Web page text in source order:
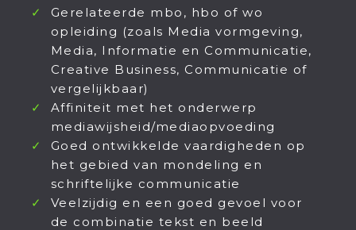
Gerelateerde mbo, hbo of wo
opleiding (zoals Media vormgeving,
Media, Informatie en Communicatie,
Creative Business, Communicatie of
vergelijkbaar)
Affiniteit met het onderwerp
mediawijsheid/mediaopvoeding
Goed ontwikkelde vaardigheden op
het gebied van mondeling en
schriftelijke communicatie
Veelzijdig en een goed gevoel voor
de combinatie tekst en beeld